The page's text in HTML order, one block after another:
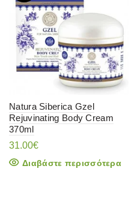
Natura Siberica Gzel
Rejuvinating Body Cream
370ml
31.00€
Διαβάστε περισσότερα